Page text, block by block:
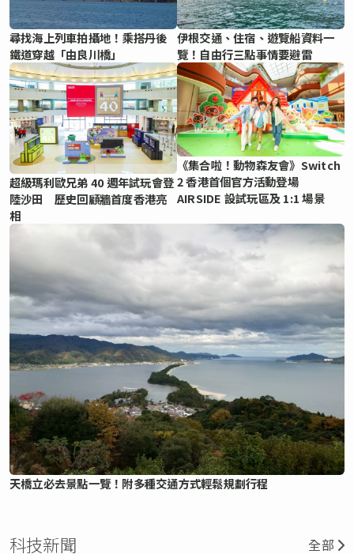
尋找海上列車拍攝地！乘搭丹後
鐵道穿越「由良川橋」
伊根交通、住宿、遊覽船資料一
覽！自由行三點事情要避雷
超級瑪利歐兄弟 40 週年試玩會登
陸沙田 歷史回顧牆首度香港亮
相
《集合啦！動物森友會》Switch
2 香港首個官方活動登場
AIRSIDE 設試玩區及 1:1 場景
天橋立必去景點一覽！附多種交通方式輕鬆規劃行程
科技新聞 全部